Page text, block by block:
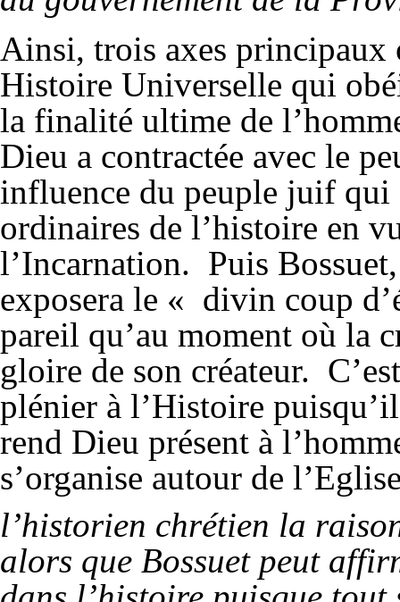
Ainsi, trois axes principaux
Histoire Universelle qui
la finalité ultime de
Dieu a contractée avec le
influence du peuple juif qui
ordinaires de l’histoire en
l’Incarnation. Puis
exposera le « divin coup
pareil qu’au moment où la
gloire de son créateur.
plénier à l’Histoire
rend Dieu présent à
s’organise autour de
l’historien chrétien la
alors que Bossuet peut